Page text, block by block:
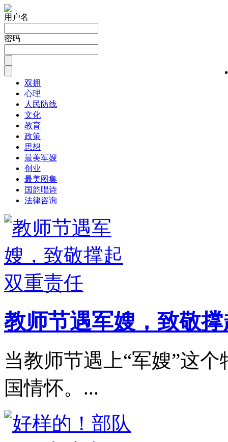
用户名
密码
双拥
心理
人民防线
文化
教育
政策
思想
最美军嫂
创业
最美图集
国韵唱诗
法律咨询
教师节遇军嫂，致敬
当教师节遇上“军嫂”这
国情怀。...